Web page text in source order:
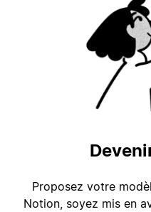
Proposez votre
Notion, soyez mis en